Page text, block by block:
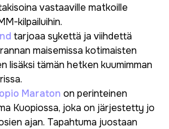
vastaaville matkoille
kilpailuihin.
tarjoaa sykettä ja viihdettä
maisemissa kotimaisten
lisäksi tämän hetken kuumimman
Maraton on perinteinen
Kuopiossa, joka on järjestetty jo
ajan. Tapahtuma juostaan